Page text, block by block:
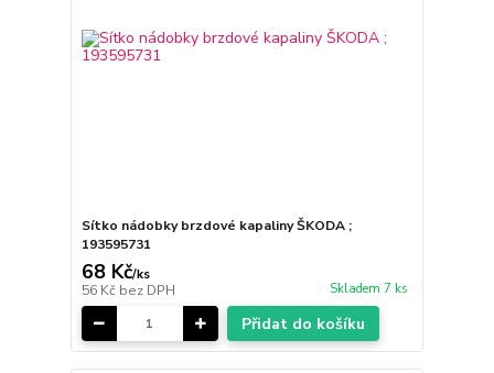
Sítko nádobky brzdové kapaliny ŠKODA ;
193595731
68 Kč/ks
56 Kč bez DPH Skladem 7 ks
Přidat do košíku